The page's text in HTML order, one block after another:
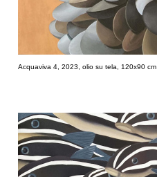
Acquaviva 4, 2023, olio su tela, 120x90 cm